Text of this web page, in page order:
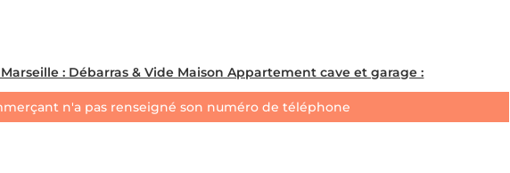
: Débarras & Vide Maison Appartement cave et garage :
n'a pas renseigné son numéro de téléphone